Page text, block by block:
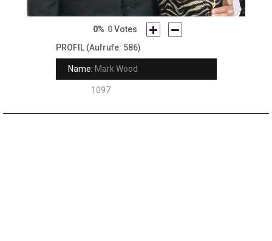
0% 0Votes
PROFIL (Aufrufe: 586)
Name: Mark Wood
1097